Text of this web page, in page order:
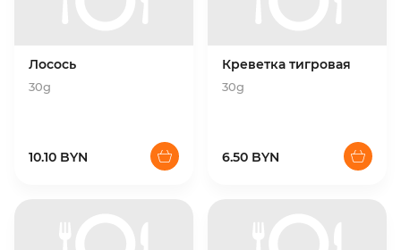
Лосось
30g
10.10 BYN
Креветка тигровая
30g
6.50 BYN